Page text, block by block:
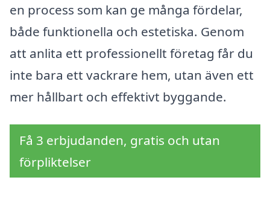
en process som kan ge många fördelar,
både funktionella och estetiska. Genom
att anlita ett professionellt företag får du
inte bara ett vackrare hem, utan även ett
mer hållbart och effektivt byggande.
Få 3 erbjudanden, gratis och utan
förpliktelser